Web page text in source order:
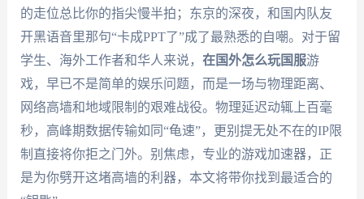
的走位总比你的指尖慢半拍；东京的深夜，和国内队友
开黑语音里那句“卡成PPT了”成了最熟悉的自嘲。对于留
学生、海外工作者和华人来说， 在国外怎么玩国服游
戏，早已不是简单的娱乐问题，而是一场与物理距离、
网络高墙和地域限制的艰难战役。物理延迟动辄上百毫
秒，高峰期数据传输如同“龟速”，更别提无处不在的IP限
制直接将你拒之门外。别焦虑，专业的游戏加速器，正
是为你劈开这堵高墙的利器，本文将带你找到最适合的